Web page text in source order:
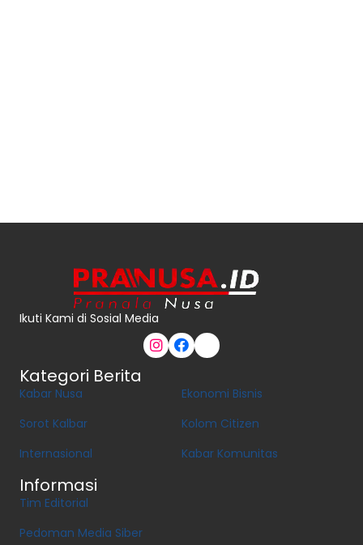
Ikuti Kami di Sosial Media
Kategori Berita
Kabar Nusa
Sorot Kalbar
Internasional
Ekonomi Bisnis
Kolom Citizen
Kabar Komunitas
Informasi
Tim Editorial
Pedoman Media Siber